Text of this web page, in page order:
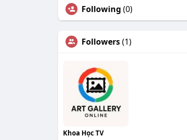
Following (0)
Followers(1)
Khoa Học TV